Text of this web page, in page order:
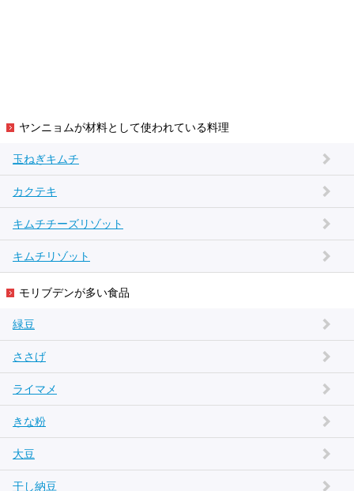
ヤンニョムが材料として使われている料理
玉ねぎキムチ
カクテキ
キムチチーズリゾット
キムチリゾット
モリブデンが多い食品
緑豆
ささげ
ライマメ
きな粉
大豆
干し納豆